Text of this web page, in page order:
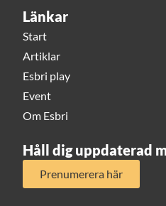
Länkar
Start
Artiklar
Esbri play
Event
Om Esbri
Håll dig uppdaterad
Prenumerera här